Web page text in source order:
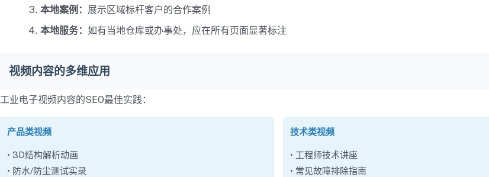
本地案例： 展示区域标杆客户的合作案例
本地服务： 如有当地仓库或办事处，应在所有页面显著标注
视频内容的多维应用
工业电子视频内容的SEO最佳实践：
产品类视频
• 3D结构解析动画
• 防水/防尘测试实录
技术类视频
• 工程师技术讲座
• 常见故障排除指南